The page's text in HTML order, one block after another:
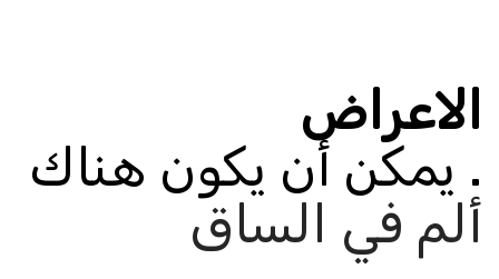
الاعراض
. يمكن أن يكون هناك
ألم في الساق